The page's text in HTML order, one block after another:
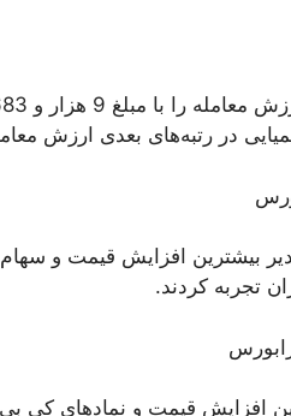
در رتبه‌های بعدی ارزش
بیشترین افزایش قیمت و
تجربه کردند.
افزایش قیمت و نماد‌های کی بی